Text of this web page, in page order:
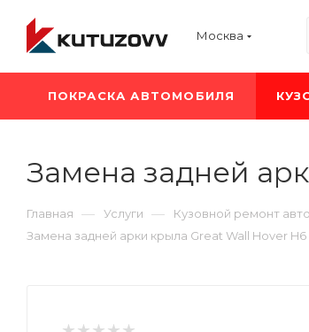
Москва
ПОКРАСКА АВТОМОБИЛЯ
Замена задней
Главная — Услуги — Кузовной ремонт
Замена задней арки крыла Great Wall Hover H6